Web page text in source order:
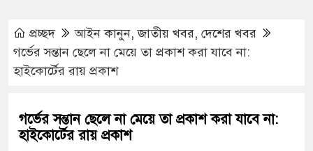
প্রচ্ছদ আইন কানুন,জাতীয় খবর, দেশের খবর
গর্ভের সন্তান ছেলে না মেয়ে তা প্রকাশ করা যাবে না:
হাইকোর্টের রায় প্রকাশ
গর্ভের সন্তান ছেলে না মেয়ে তা প্রকাশ করা যাবে না:
হাইকোর্টের রায় প্রকাশ